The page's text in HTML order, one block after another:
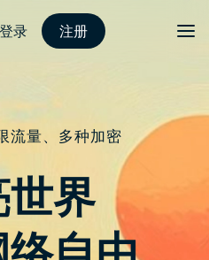
14 实物曝光
iPhone XR
大吗？